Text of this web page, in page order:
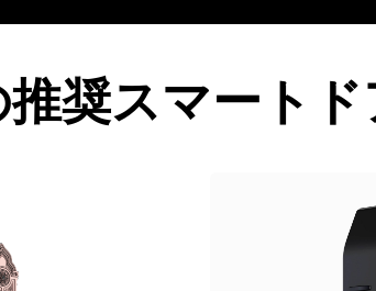
奨スマート